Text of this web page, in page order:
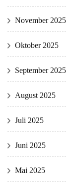
November 2025
Oktober 2025
September 2025
August 2025
Juli 2025
Juni 2025
Mai 2025